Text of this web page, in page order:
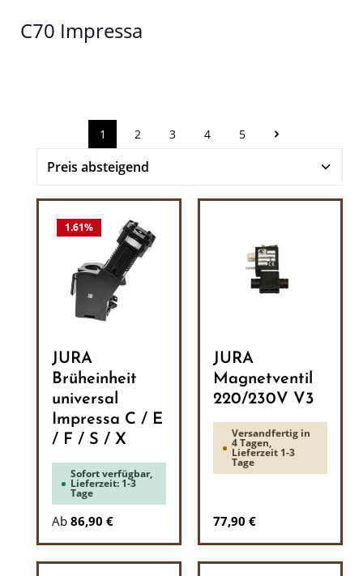
C70 Impressa
Seite
1 Seite
2 Seite
3 Seite
4 Seite
5
1.61%
JURA
Brüheinheit
universal
Impressa C / E
/ F / S / X
Sofort verfügbar,
Lieferzeit: 1-3
Tage
Ab 86,90 €
JURA
Magnetventil
220/230V V3
Versandfertig in
4 Tagen,
Lieferzeit 1-3
Tage
Regulärer Preis:
77,90 €